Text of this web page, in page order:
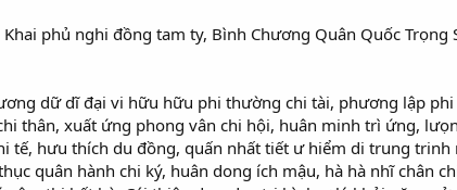
phủ nghi đồng tam ty, Bình Chương Quân Quốc Trọng
dữ dĩ đại vi hữu hữu phi thường chi tài, phương lập
thân, xuất ứng phong vân chi hội, huân minh trì ứng,
hưu thích du đồng, quấn nhất tiết ư hiểm di trung
quân hành chi ký, huân dong ích mậu, hà hà nhĩ chân